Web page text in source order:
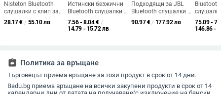
Nisteton Bluetooth
слушалки с клип за
ухото и въздушна
проводимост,
28.17€ / 55.10 лв
Истински безжични
Bluetooth слушалки —
IPX5
водоустойчивост,
батерията 0–4 ч
7.56 - 8.04€ /
14.79 - 15.72 лв
Подходящи за JBL
Bluetooth слушалки с
екран, спортни
слушалки,
90.97€ / 177.92 лв
75.09 -
146.86 -
assignment_return Политика за връщане
Търговецът приема връщане за този продукт в срок от 14 дни.
Badu.bg приема връщане на всички закупени продукти в срок от 14